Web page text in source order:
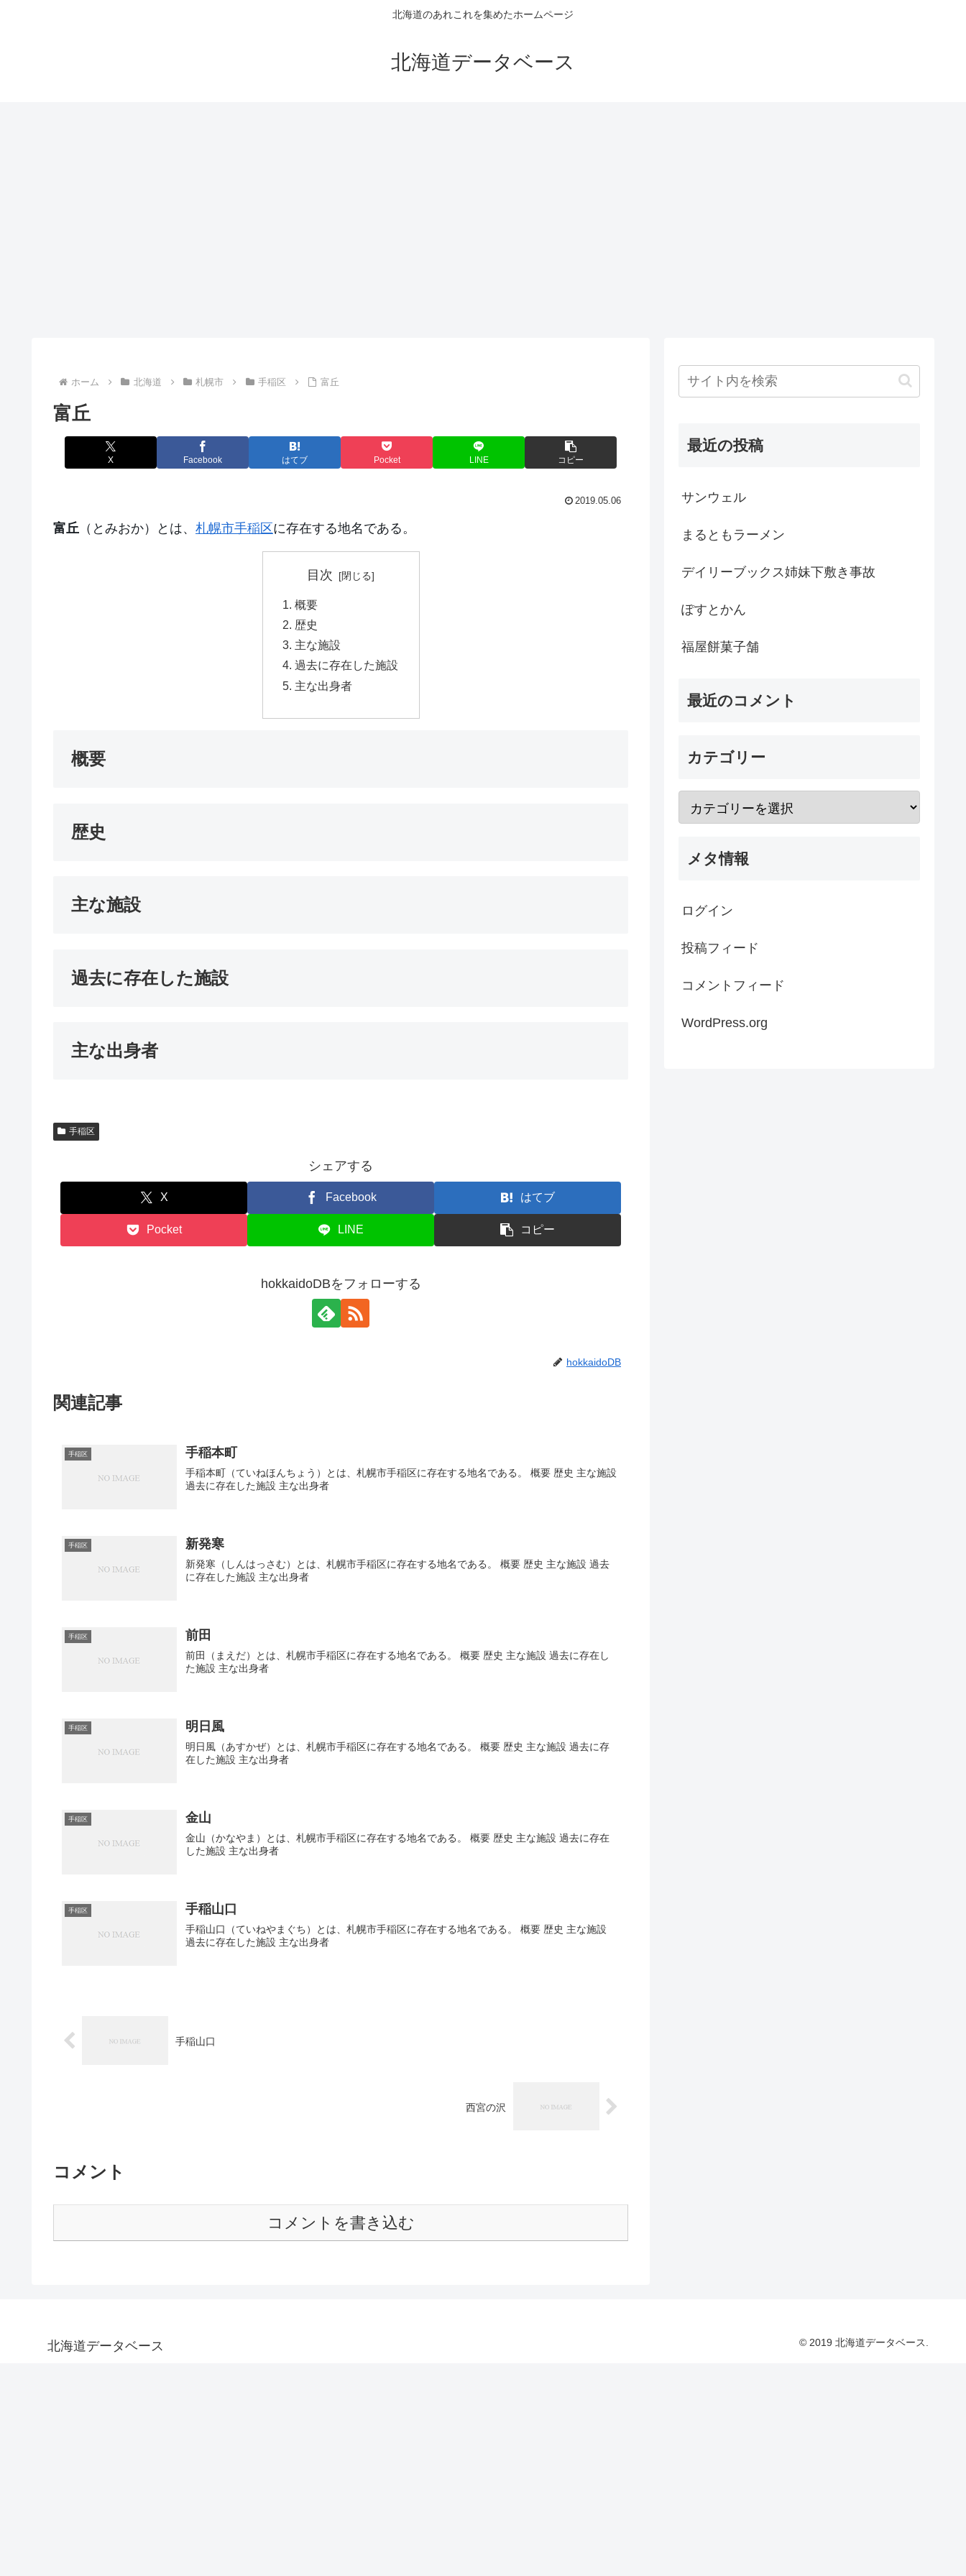
北海道のあれこれを集めたホームページ
北海道データベース
ホーム 北海道 札幌市 手稲区 富丘
富丘
X Facebook はてブ Pocket LINE コピー
2019.05.06
富丘 （とみおか）とは、 札幌市手稲区に存在する地名である。
目次
概要
歴史
主な施設
過去に存在した施設
主な出身者
概要
歴史
主な施設
過去に存在した施設
主な出身者
手稲区
シェアする
X Facebook はてブ
Pocket LINE コピー
hokkaidoDBをフォローする
hokkaidoDB
関連記事
手稲区 手稲本町
手稲本町（ていねほんちょう）とは、札幌市手稲区に存在する地名である。 概要 歴史 主な施設
過去に存在した施設 主な出身者
手稲区 新発寒
新発寒（しんはっさむ）とは、札幌市手稲区に存在する地名である。 概要 歴史 主な施設 過去
に存在した施設 主な出身者
手稲区 前田
前田（まえだ）とは、札幌市手稲区に存在する地名である。 概要 歴史 主な施設 過去に存在し
た施設 主な出身者
手稲区 明日風
明日風（あすかぜ）とは、札幌市手稲区に存在する地名である。 概要 歴史 主な施設 過去に存
在した施設 主な出身者
手稲区 金山
金山（かなやま）とは、札幌市手稲区に存在する地名である。 概要 歴史 主な施設 過去に存在
した施設 主な出身者
手稲区 手稲山口
手稲山口（ていねやまぐち）とは、札幌市手稲区に存在する地名である。 概要 歴史 主な施設
過去に存在した施設 主な出身者
手稲山口
西宮の沢
コメント
コメントを書き込む
最近の投稿
サンウェル
まるともラーメン
デイリーブックス姉妹下敷き事故
ぽすとかん
福屋餅菓子舗
最近のコメント
カテゴリー
メタ情報
ログイン
投稿フィード
コメントフィード
WordPress.org
北海道データベース © 2019 北海道データベース.